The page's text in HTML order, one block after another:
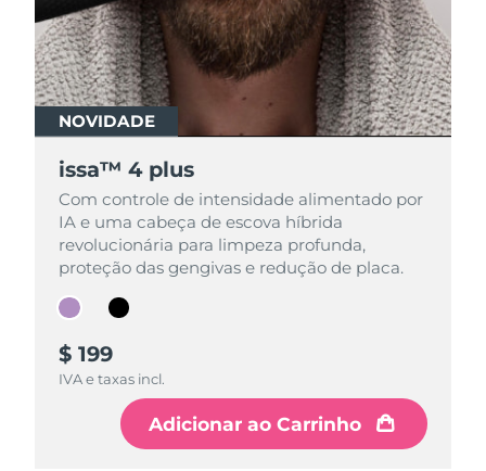
NOVIDADE
issa™ 4 plus
Com controle de intensidade alimentado por
IA e uma cabeça de escova híbrida
revolucionária para limpeza profunda,
proteção das gengivas e redução de placa.
$ 199
IVA e taxas incl.
Adicionar ao Carrinho
NOVIDADE
issa™ 4 plus
Com controle de intensidade alimentado por
IA e uma cabeça de escova híbrida
revolucionária para limpeza profunda,
proteção das gengivas e redução de placa.
$ 199
IVA e taxas incl.
Adicionar ao Carrinho